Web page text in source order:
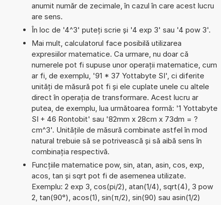
anumit număr de zecimale, în cazul în care acest lucru
are sens.
În loc de '4^3' puteți scrie și '4 exp 3' sau '4 pow 3'.
Mai mult, calculatorul face posibilă utilizarea
expresiilor matematice. Ca urmare, nu doar că
numerele pot fi supuse unor operații matematice, cum
ar fi, de exemplu, '91 * 37 Yottabyte SI', ci diferite
unități de măsură pot fi și ele cuplate unele cu altele
direct în operația de transformare. Acest lucru ar
putea, de exemplu, lua următoarea formă: '1 Yottabyte
SI + 46 Rontobit' sau '82mm x 28cm x 73dm = ?
cm^3'. Unitățile de măsură combinate astfel în mod
natural trebuie să se potrivească și să aibă sens în
combinația respectivă.
Funcțiile matematice pow, sin, atan, asin, cos, exp,
acos, tan și sqrt pot fi de asemenea utilizate.
Exemplu: 2 exp 3, cos(pi/2), atan(1/4), sqrt(4), 3 pow
2, tan(90°), acos(1), sin(π/2), sin(90) sau asin(1/2)